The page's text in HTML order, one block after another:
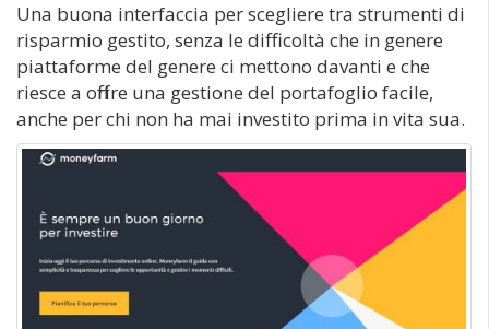
Una buona interfaccia per scegliere tra strumenti di
risparmio gestito, senza le difficoltà che in genere
piattaforme del genere ci mettono davanti e che
riesce a offrire una gestione del portafoglio facile,
anche per chi non ha mai investito prima in vita sua.